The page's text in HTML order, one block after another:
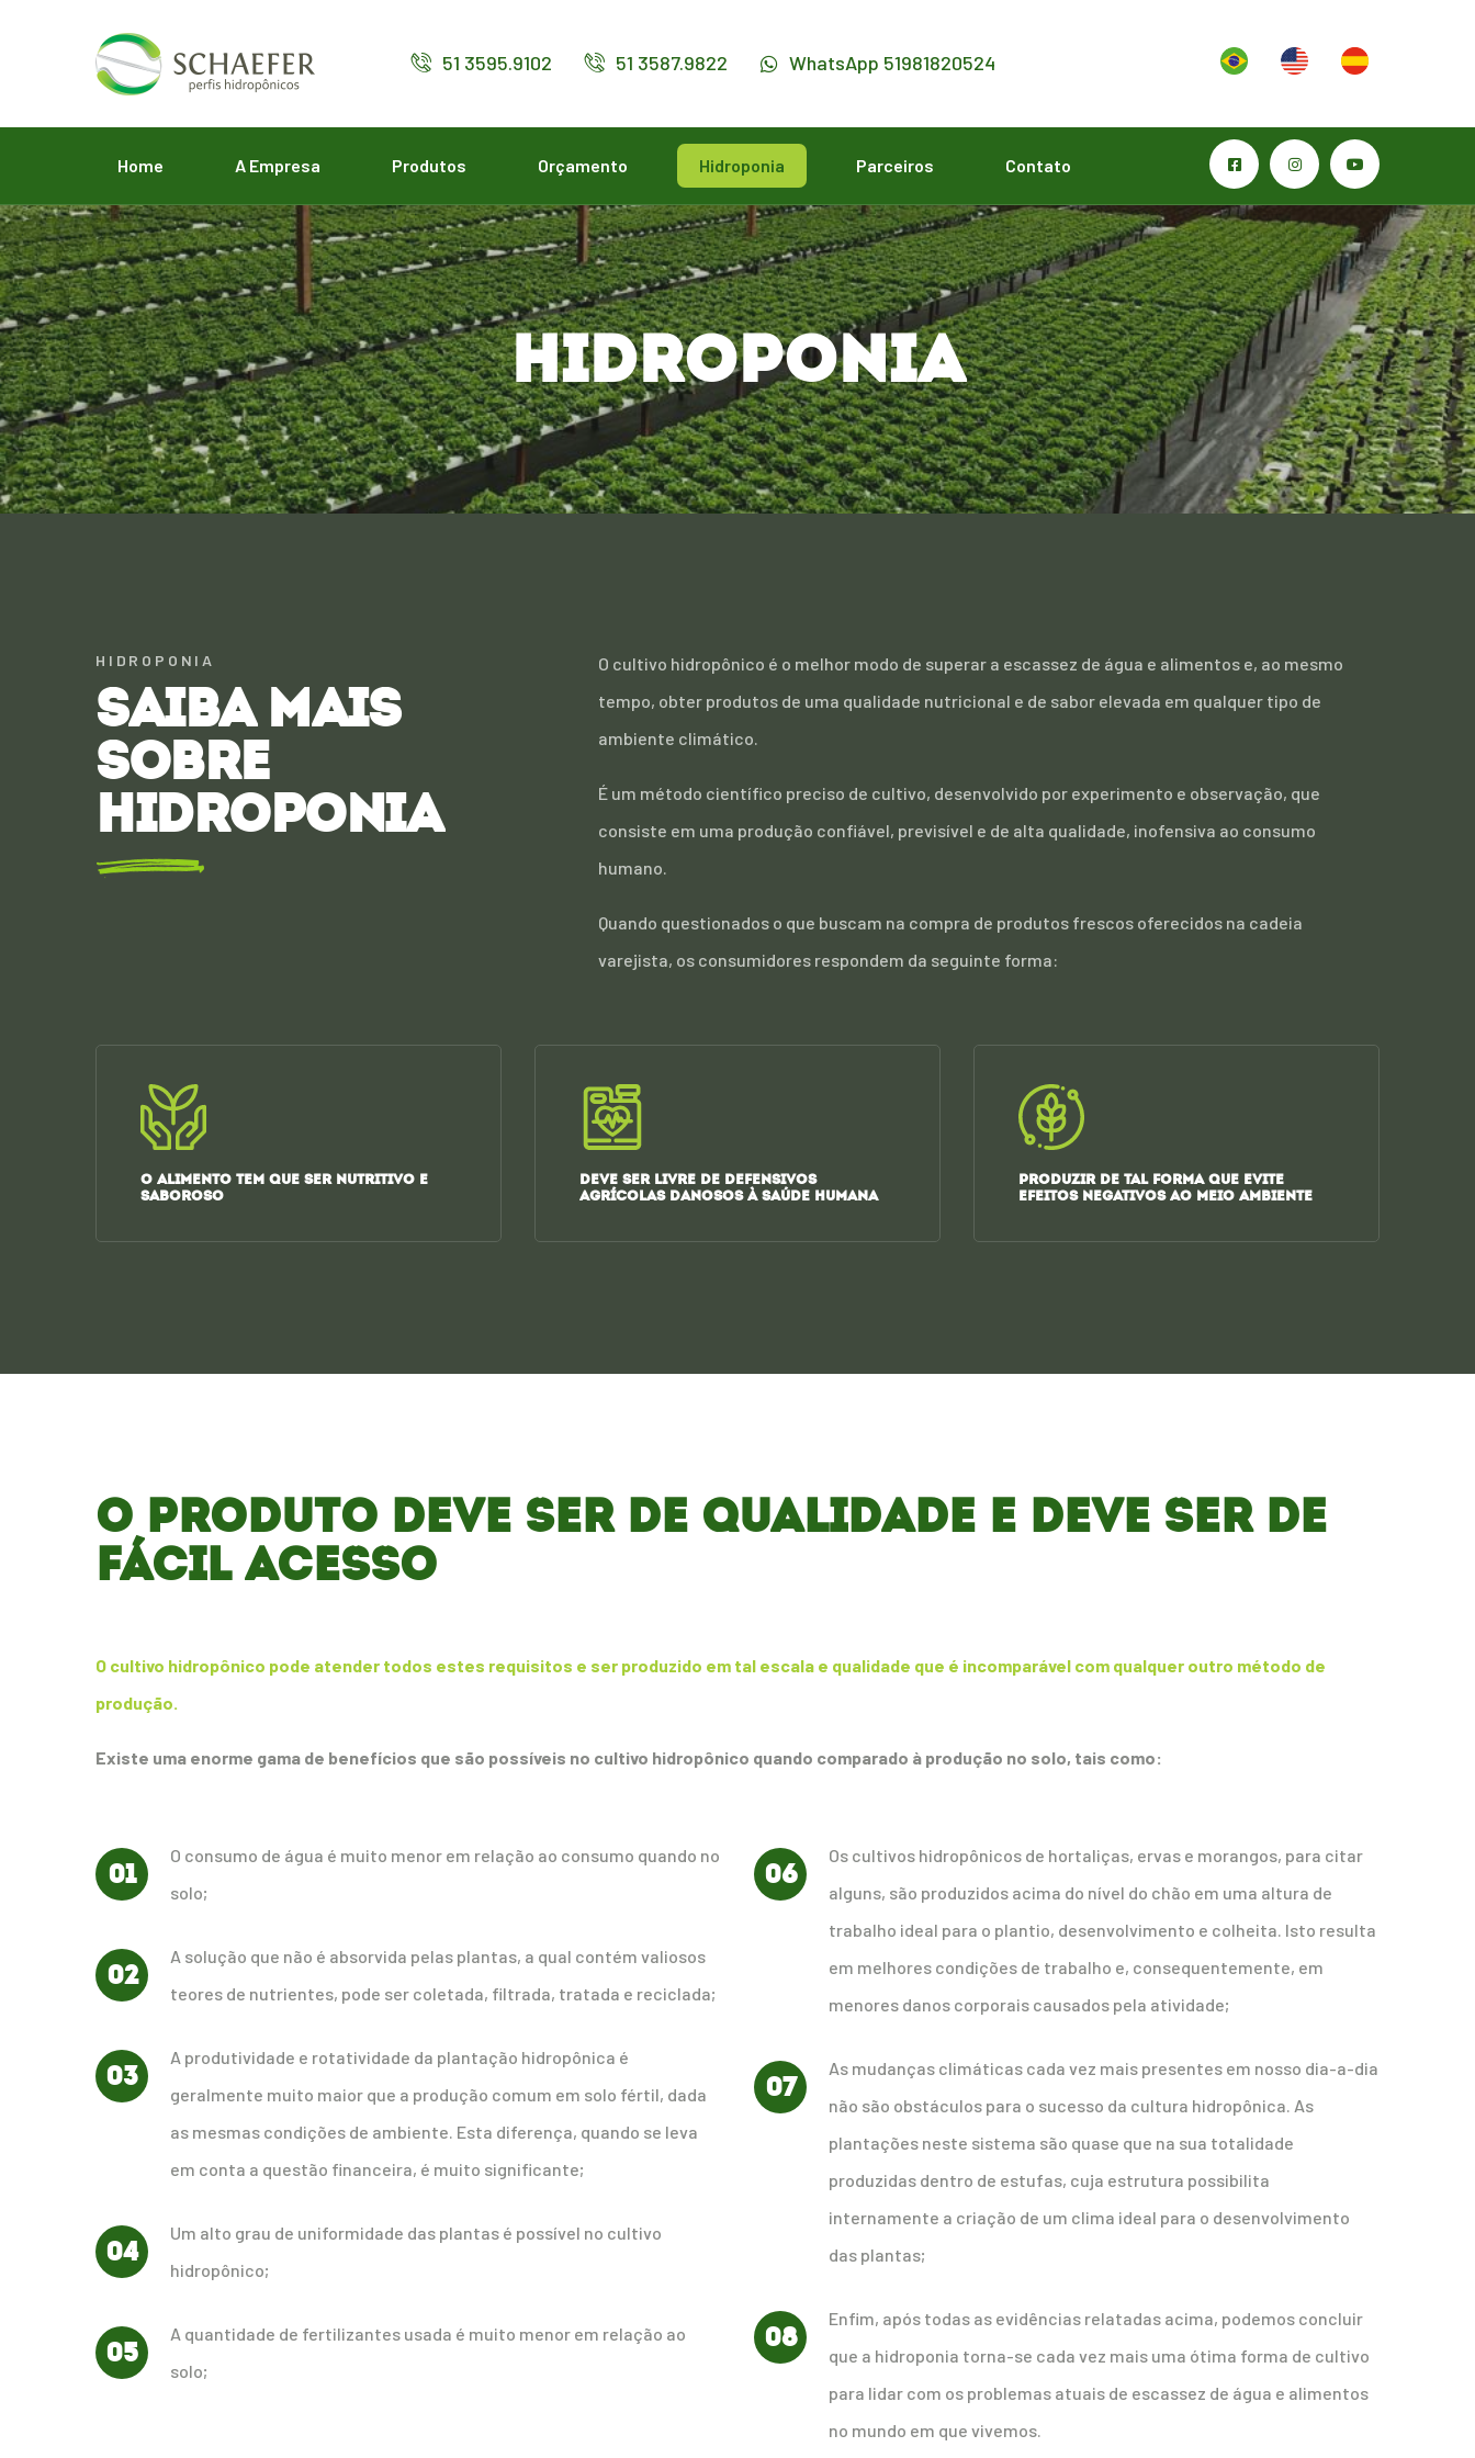
51 3595.9102 51 3587.9822 WhatsApp 51981820524
Home A Empresa Produtos Orçamento Hidroponia Parceiros Contato
HIDROPONIA
HIDROPONIA
SAIBA MAIS
SOBRE
HIDROPONIA
O cultivo hidropônico é o melhor modo de superar a escassez de água e alimentos e, ao mesmo
tempo, obter produtos de uma qualidade nutricional e de sabor elevada em qualquer tipo de
ambiente climático.
É um método científico preciso de cultivo, desenvolvido por experimento e observação, que
consiste em uma produção confiável, previsível e de alta qualidade, inofensiva ao consumo
humano.
Quando questionados o que buscam na compra de produtos frescos oferecidos na cadeia
varejista, os consumidores respondem da seguinte forma:
O ALIMENTO TEM QUE SER NUTRITIVO E
SABOROSO
DEVE SER LIVRE DE DEFENSIVOS
AGRÍCOLAS DANOSOS À SAÚDE HUMANA
PRODUZIR DE TAL FORMA QUE EVITE
EFEITOS NEGATIVOS AO MEIO AMBIENTE
O PRODUTO DEVE SER DE QUALIDADE E DEVE SER DE
FÁCIL ACESSO
O cultivo hidropônico pode atender todos estes requisitos e ser produzido em tal escala e qualidade que é incomparável com qualquer outro método de
produção.
Existe uma enorme gama de benefícios que são possíveis no cultivo hidropônico quando comparado à produção no solo, tais como:
01
O consumo de água é muito menor em relação ao consumo quando no
solo;
02
A solução que não é absorvida pelas plantas, a qual contém valiosos
teores de nutrientes, pode ser coletada, filtrada, tratada e reciclada;
03
A produtividade e rotatividade da plantação hidropônica é
geralmente muito maior que a produção comum em solo fértil, dada
as mesmas condições de ambiente. Esta diferença, quando se leva
em conta a questão financeira, é muito significante;
04
Um alto grau de uniformidade das plantas é possível no cultivo
hidropônico;
05
A quantidade de fertilizantes usada é muito menor em relação ao
solo;
06
Os cultivos hidropônicos de hortaliças, ervas e morangos, para citar
alguns, são produzidos acima do nível do chão em uma altura de
trabalho ideal para o plantio, desenvolvimento e colheita. Isto resulta
em melhores condições de trabalho e, consequentemente, em
menores danos corporais causados pela atividade;
07
As mudanças climáticas cada vez mais presentes em nosso dia-a-dia
não são obstáculos para o sucesso da cultura hidropônica. As
plantações neste sistema são quase que na sua totalidade
produzidas dentro de estufas, cuja estrutura possibilita
internamente a criação de um clima ideal para o desenvolvimento
das plantas;
08
Enfim, após todas as evidências relatadas acima, podemos concluir
que a hidroponia torna-se cada vez mais uma ótima forma de cultivo
para lidar com os problemas atuais de escassez de água e alimentos
no mundo em que vivemos.